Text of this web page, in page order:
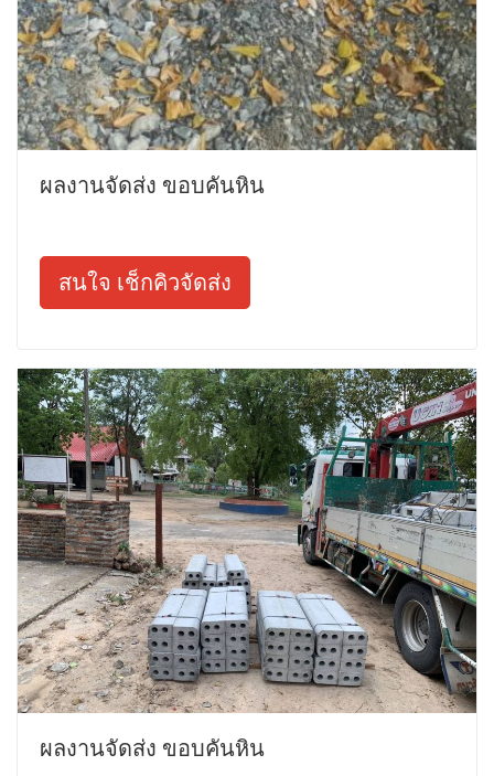
ผลงานจัดส่ง ขอบคันหิน
สนใจ เช็กคิวจัดส่ง
ผลงานจัดส่ง ขอบคันหิน